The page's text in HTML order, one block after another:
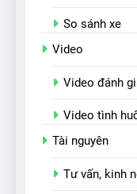
So sánh xe
Video
Video đánh
Video tình
Tài nguyên
Tư vấn, kinh